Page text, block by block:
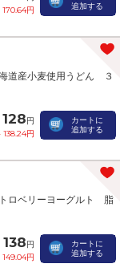
円
追加する
道産小麦使用うどん ３
128円
138.24円
カートに
追加する
ロベリーヨーグルト 脂
138円
円
カートに
追加する